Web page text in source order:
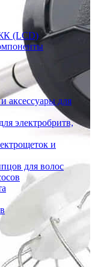
(LCD)
аксессуары для
электробритв,
и
для волос